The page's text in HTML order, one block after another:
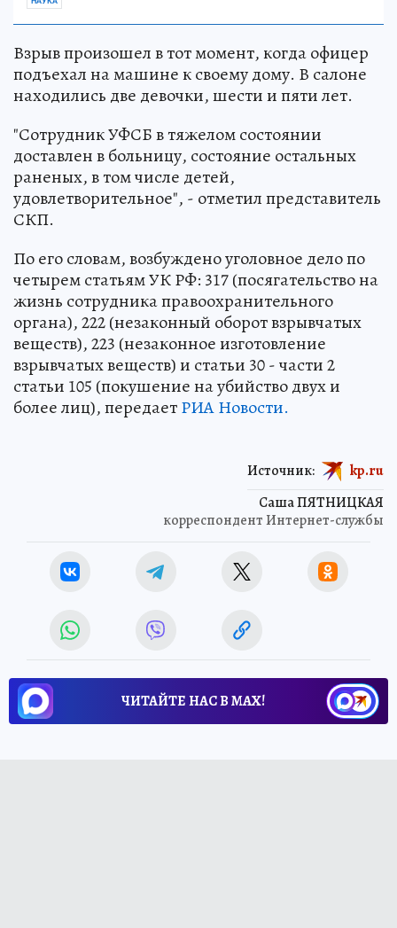
Взрыв произошел в тот момент, когда офицер
подъехал на машине к своему дому. В салоне
находились две девочки, шести и пяти лет.
"Сотрудник УФСБ в тяжелом состоянии
доставлен в больницу, состояние остальных
раненых, в том числе детей,
удовлетворительное", - отметил представитель
СКП.
По его словам, возбуждено уголовное дело по
четырем статьям УК РФ: 317 (посягательство на
жизнь сотрудника правоохранительного
органа), 222 (незаконный оборот взрывчатых
веществ), 223 (незаконное изготовление
взрывчатых веществ) и статьи 30 - части 2
статьи 105 (покушение на убийство двух и
более лиц), передаетРИА Новости.
Саша ПЯТНИЦКАЯ
корреспондент Интернет-службы
Источник: kp.ru
ЧИТАЙТЕ НАС В МАХ!